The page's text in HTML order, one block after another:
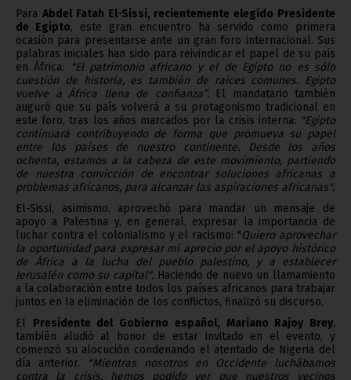
Para Abdel Fatah El-Sissi, recientemente elegido Presidente
de Egipto, este gran encuentro ha servido como primera
ocasión para presentarse ante un gran foro internacional. Sus
palabras iniciales han sido para reivindicar el papel de su país
en África:
"El patrimonio africano y el de Egipto no es sólo
cuestión de historia, es también de raíces comunes. Egipto
vuelve a África llena de confianza”. El mandatario también
auguró que su país volverá a su protagonismo tradicional en
este foro, tras los años marcados por la crisis interna: "Egipto
continuará contribuyendo de forma que promueva su papel
entre los países de nuestro continente. Desde los años
ochenta, estamos a la cabeza de este movimiento, partiendo
de nuestra convicción de encontrar soluciones africanas a
problemas africanos, para alcanzar las aspiraciones africanas".
El-Sissi, asimismo, aprovechó para mandar un mensaje de
apoyo a Palestina y, en general, expresar la importancia de
luchar contra el colonialismo y el racismo: "Quiero aprovechar
la oportunidad para expresar mi aprecio por el apoyo histórico
de África a la lucha del pueblo palestino, y a establecer
Jerusalén como su capital".Haciendo de nuevo un llamamiento
a la colaboración entre todos los países africanos para trabajar
juntos en la eliminación de los conflictos, finalizó su discurso.
El Presidente del Gobierno español, Mariano Rajoy Brey,
también aludió al honor de estar invitado en el evento, y
comenzó su alocución condenando el atentado de Nigeria del
día anterior.
"Mientras nosotros en Occidente luchábamos
contra la crisis, hemos podido ver que nuestros vecinos